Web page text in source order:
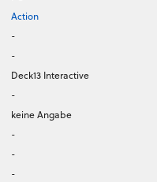
Action
-
-
Deck13 Interactive
-
keine Angabe
-
-
-